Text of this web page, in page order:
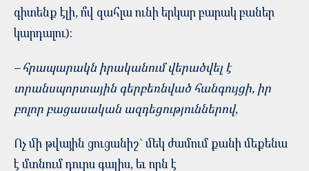
գիտենք էլի, ո՞վ զահլա ունի երկար բարակ բաներ
կարդալու):
– հրապարակն իրականում վերածվել է
տրանսպորտային գերբեռնված հանգույցի, իր
բոլոր բացասական ազդեցություններով,
Ոչ մի թվային ցուցանիշ` մեկ ժամում քանի մեքենա
է մտնում դուրս գալիս, եւ որն է